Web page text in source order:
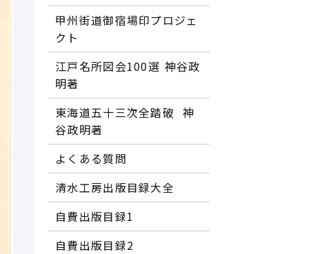
甲州街道御宿場印プロジェ
クト
江戸名所図会100選―― 神谷政
明著
東海道五十三次全踏破 ―― 神
谷政明著
よくある質問
清水工房出版目録大全
自費出版目録1
自費出版目録2